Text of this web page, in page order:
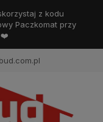
z kodu
Paczkomat przy
❤️